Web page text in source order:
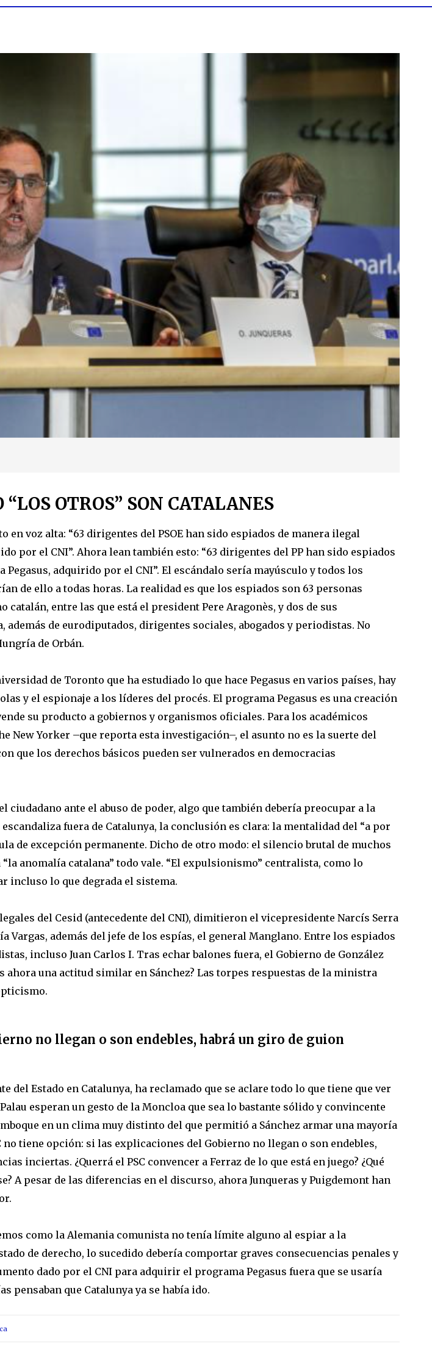
OTROS” SON CATALANES
en voz alta: “63 dirigentes del PSOE han sido espiados de manera ilegal
por el CNI”. Ahora lean también esto: “63 dirigentes del PP han sido espiados
adquirido por el CNI”. El escándalo sería mayúsculo y todos los
de ello a todas horas. La realidad es que los espiados son 63 personas
entre las que está el president Pere Aragonès, y dos de sus
además de eurodiputados, dirigentes sociales, abogados y periodistas. No
de Orbán.
de Toronto que ha estudiado lo que hace Pegasus en varios países, hay
y el espionaje a los líderes del procés. El programa Pegasus es una creación
su producto a gobiernos y organismos oficiales. Para los académicos
New Yorker –que reporta esta investigación–, el asunto no es la suerte del
que los derechos básicos pueden ser vulnerados en democracias
ciudadano ante el abuso de poder, algo que también debería preocupar a la
fuera de Catalunya, la conclusión es clara: la mentalidad del “a por
de excepción permanente. Dicho de otro modo: el silencio brutal de muchos
anomalía catalana” todo vale. “El expulsionismo” centralista, como lo
incluso lo que degrada el sistema.
del Cesid (antecedente del CNI), dimitieron el vicepresidente Narcís Serra
Vargas, además del jefe de los espías, el general Manglano. Entre los espiados
incluso Juan Carlos I. Tras echar balones fuera, el Gobierno de González
ahora una actitud similar en Sánchez? Las torpes respuestas de la ministra
no llegan o son endebles, habrá un giro de guion
del Estado en Catalunya, ha reclamado que se aclare todo lo que tiene que ver
esperan un gesto de la Moncloa que sea lo bastante sólido y convincente
en un clima muy distinto del que permitió a Sánchez armar una mayoría
no tiene opción: si las explicaciones del Gobierno no llegan o son endebles,
inciertas. ¿Querrá el PSC convencer a Ferraz de lo que está en juego? ¿Qué
A pesar de las diferencias en el discurso, ahora Junqueras y Puigdemont han
como la Alemania comunista no tenía límite alguno al espiar a la
de derecho, lo sucedido debería comportar graves consecuencias penales y
dado por el CNI para adquirir el programa Pegasus fuera que se usaría
pensaban que Catalu­nya ya se había ido.